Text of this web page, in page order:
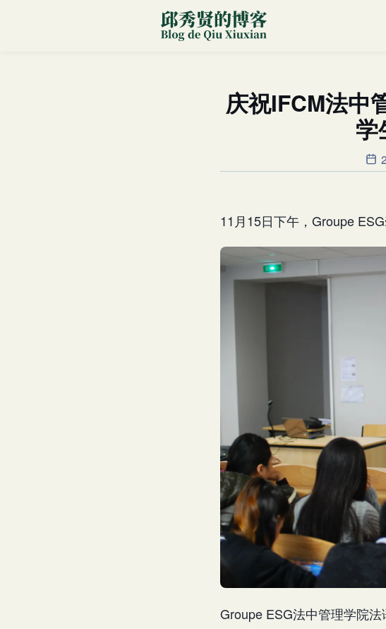
庆祝IFCM法中
学
11月15日下午，Groupe
Groupe ESG法中管理学院